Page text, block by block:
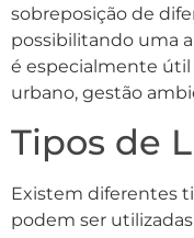
sobreposição de
possibilitando uma
é especialmente
urbano, gestão
Tipos de
Existem diferentes
podem ser